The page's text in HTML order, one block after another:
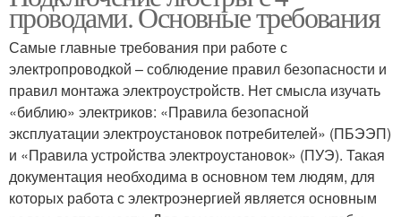
проводами. Основные требования
Самые главные требования при работе с
электропроводкой – соблюдение правил безопасности и
правил монтажа электроустройств. Нет смысла изучать
«библию» электриков: «Правила безопасной
эксплуатации электроустановок потребителей» (ПБЭЭП)
и «Правила устройства электроустановок» (ПУЭ). Такая
документация необходима в основном тем людям, для
которых работа с электроэнергией является основным